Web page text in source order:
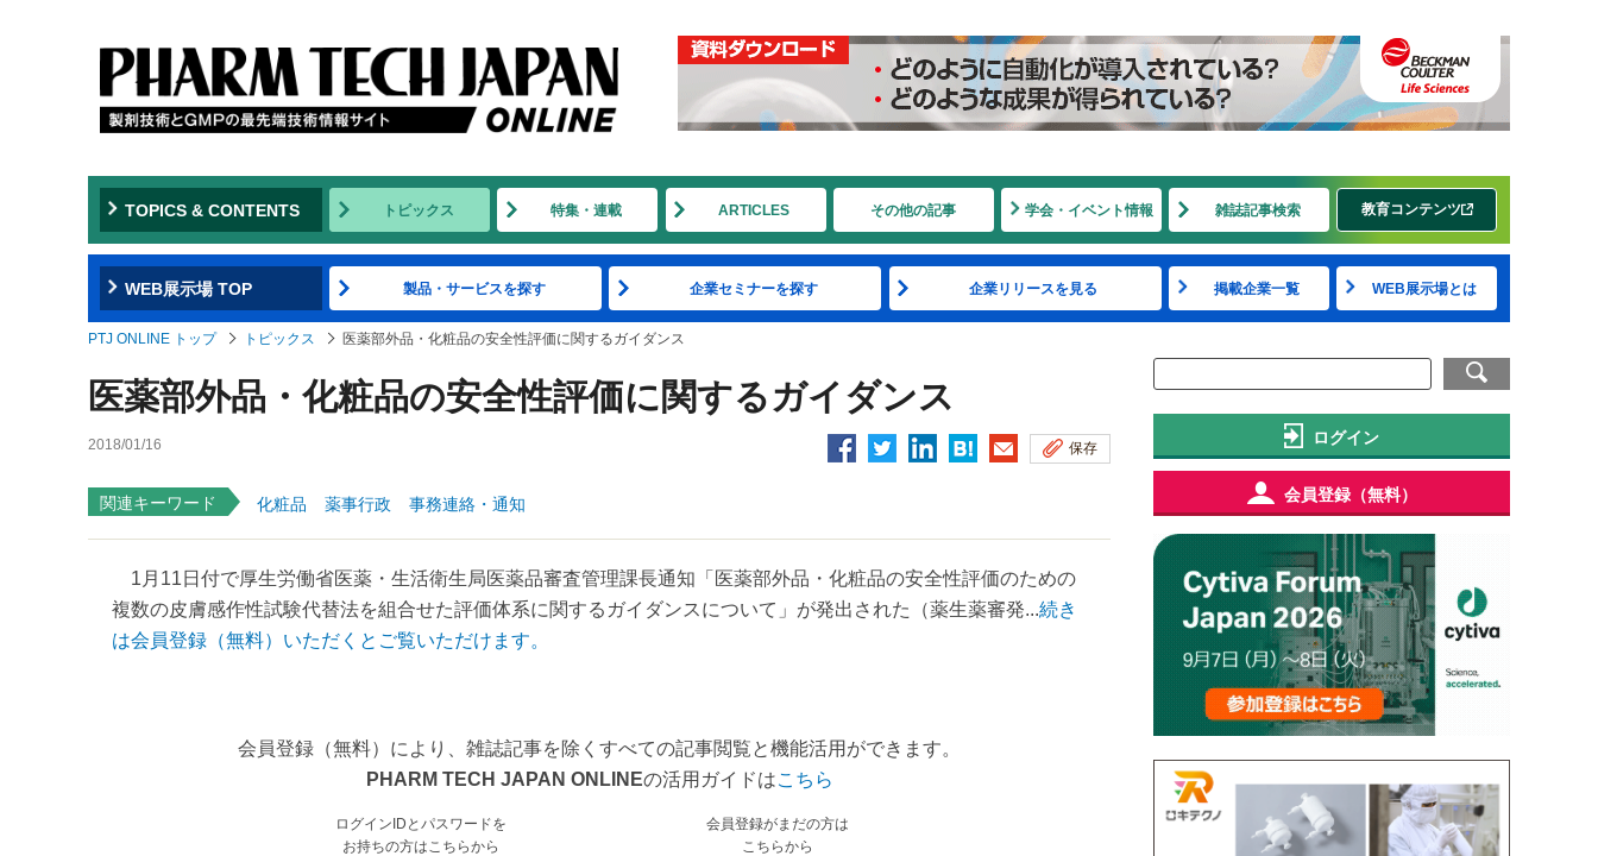
TOPICS & CONTENTS トピックス 特集・連載 ARTICLES その他の記事 学会・イベント情報 雑誌記事検索 教育コンテンツ
WEB展示場 TOP 製品・サービスを探す 企業セミナーを探す 企業リリースを見る 掲載企業一覧 WEB展示場とは
PTJ ONLINE トップ トピックス 医薬部外品・化粧品の安全性評価に関するガイダンス
医薬部外品・化粧品の安全性評価に関するガイダンス
2018/01/16 保存
関連キーワード 化粧品 薬事行政 事務連絡・通知
1月11日付で厚生労働省医薬・生活衛生局医薬品審査管理課長通知「医薬部外品・化粧品の安全性評価のための
複数の皮膚感作性試験代替法を組合せた評価体系に関するガイダンスについて」が発出された（薬生薬審発...続き
は会員登録（無料）いただくとご覧いただけます。
会員登録（無料）により、雑誌記事を除くすべての記事閲覧と機能活用ができます。
PHARM TECH JAPAN ONLINEの活用ガイドはこちら
ログインIDとパスワードを
お持ちの方はこちらから
会員登録がまだの方は
こちらから
ログイン
会員登録（無料）